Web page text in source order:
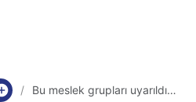
Bu meslek grupları uyarıldı: